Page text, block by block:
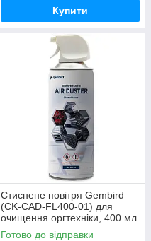
Купити
Стиснене повітря Gembird
(CK-CAD-FL400-01) для
очищення оргтехніки, 400 мл
Готово до відправки